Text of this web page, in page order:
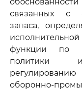
связанных с
запаса,
функции по
политики и
оборонно-